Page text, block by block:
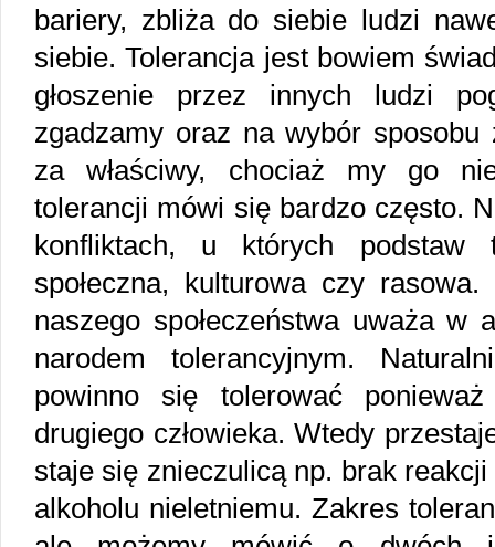
bariery, zbliża do siebie ludzi
siebie. Tolerancja jest bowiem
głoszenie przez innych ludzi
zgadzamy oraz na wybór
za właściwy, chociaż my go
tolerancji mówi się bardzo często.
konfliktach, u których podstaw
społeczna, kulturowa czy
naszego społeczeństwa uważa w
narodem tolerancyjnym.
powinno się tolerować
drugiego człowieka. Wtedy
staje się znieczulicą np. brak
alkoholu nieletniemu. Zakres